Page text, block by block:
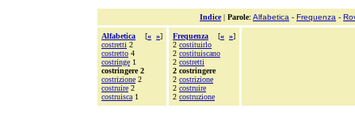
Indice| Parole: Alfabetica - Frequenza -
Alfabetica [« »]
costretti 2
costretto 4
costringe 1
costringere 2
costrizione 2
costruire 2
costruisca 1
Frequenza [« »]
2 costituirlo
2 costituiscano
2 costretti
2 costringere
2 costrizione
2 costruire
2 costruzione